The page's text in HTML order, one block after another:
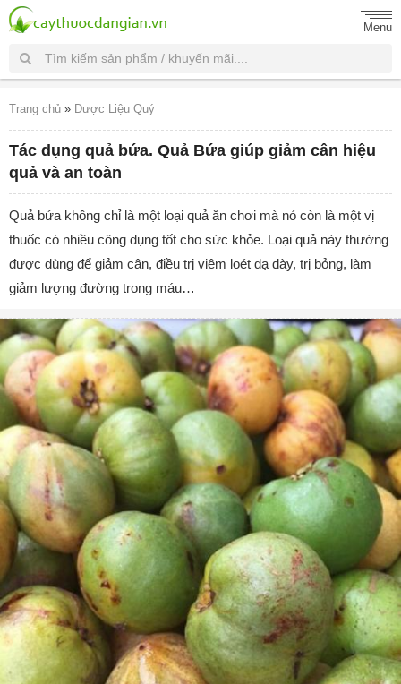
Menu
Trang chủ » Dược Liệu Quý
Tác dụng quả bứa. Quả Bứa giúp giảm cân hiệu
quả và an toàn
Quả bứa không chỉ là một loại quả ăn chơi mà nó còn là một vị
thuốc có nhiều công dụng tốt cho sức khỏe. Loại quả này thường
được dùng để giảm cân, điều trị viêm loét dạ dày, trị bỏng, làm
giảm lượng đường trong máu…